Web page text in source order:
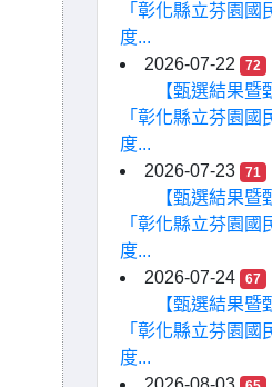
「彰化縣立芬園國
度...
2026-07-22
72
【甄選結果暨
「彰化縣立芬園國
度...
2026-07-23
71
【甄選結果暨
「彰化縣立芬園國
度...
2026-07-24
67
【甄選結果暨
「彰化縣立芬園國
度...